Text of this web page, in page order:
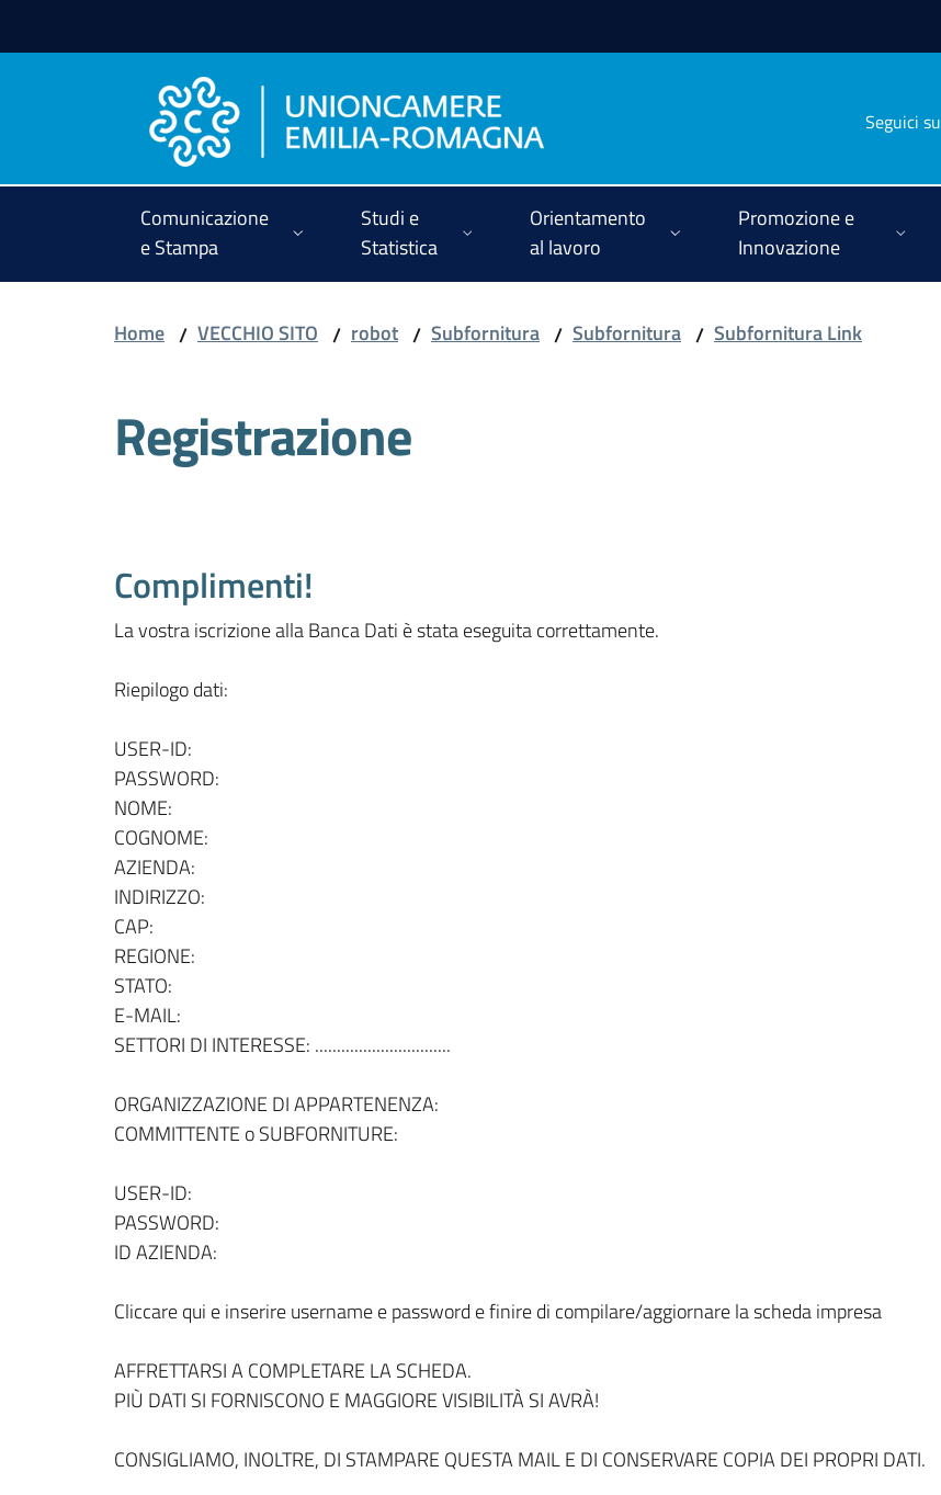
Seguici su
Comunicazione
e Stampa
Studi e
Statistica
Orientamento
al lavoro
Promozione e
Innovazione
Home / VECCHIO SITO / robot / Subfornitura / Subfornitura / Subfornitura Link
Registrazione
Complimenti!
La vostra iscrizione alla Banca Dati è stata eseguita correttamente.
Riepilogo dati:
USER-ID:
PASSWORD:
NOME:
COGNOME:
AZIENDA:
INDIRIZZO:
CAP:
REGIONE:
STATO:
E-MAIL:
SETTORI DI INTERESSE: ...............................
ORGANIZZAZIONE DI APPARTENENZA:
COMMITTENTE o SUBFORNITURE:
USER-ID:
PASSWORD:
ID AZIENDA:
Cliccare qui e inserire username e password e finire di compilare/aggiornare la scheda impresa
AFFRETTARSI A COMPLETARE LA SCHEDA.
PIÙ DATI SI FORNISCONO E MAGGIORE VISIBILITÀ SI AVRÀ!
CONSIGLIAMO, INOLTRE, DI STAMPARE QUESTA MAIL E DI CONSERVARE COPIA DEI PROPRI DATI.